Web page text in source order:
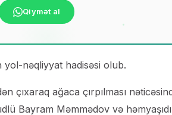
Qiymət al
yol-nəqliyyat hadisəsi olub.
çıxaraq ağaca çırpılması
Bayram Məmmədov və həmyaşıdı